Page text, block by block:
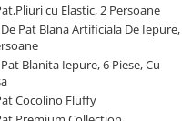
Premium 3D,
cu Elastic, 2 Persoane
Pat Blana Artificiala De Iepure,
Blanita Iepure, 6 Piese, Cu
Cocolino Fluffy